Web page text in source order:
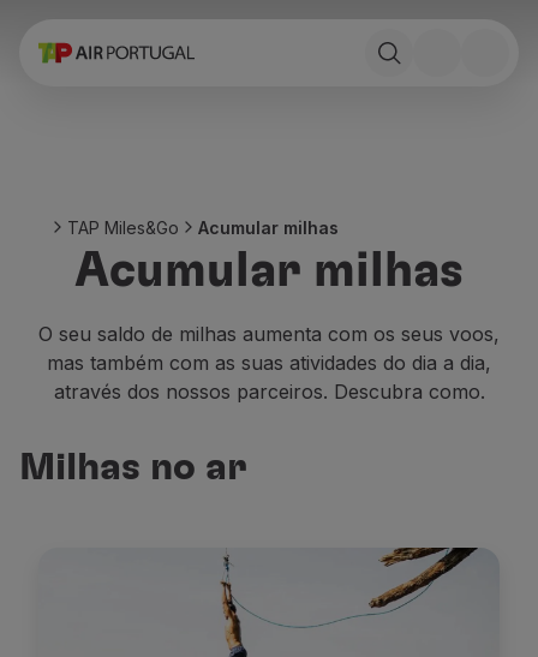
Reservar
Stopover
Informações de viagem
Necessidades especiais
Viajar com animais
Bebés e crianças
A bordo
TAP Miles&Go Acumular milhas
Acumular milhas
O seu saldo de milhas aumenta com os seus voos,
mas também com as suas atividades do dia a dia,
através dos nossos parceiros. Descubra como.
Milhas no ar